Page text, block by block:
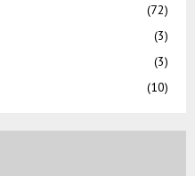
(72)
(3)
(3)
(10)